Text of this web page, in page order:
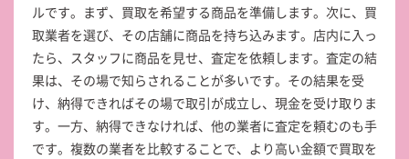
ルです。まず、買取を希望する商品を準備します。次に、買
取業者を選び、その店舗に商品を持ち込みます。店内に入っ
たら、スタッフに商品を見せ、査定を依頼します。査定の結
果は、その場で知らされることが多いです。その結果を受
け、納得できればその場で取引が成立し、現金を受け取りま
す。一方、納得できなければ、他の業者に査定を頼むのも手
です。複数の業者を比較することで、より高い金額で買取を